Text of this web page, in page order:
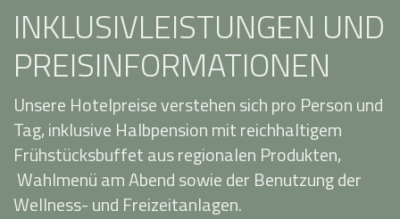
INKLUSIVLEISTUNGEN UND
PREISINFORMATIONEN
Unsere Hotelpreise verstehen sich pro Person und
Tag, inklusive Halbpension mit reichhaltigem
Frühstücksbuffet aus regionalen Produkten,
Wahlmenü am Abend sowie der Benutzung der
Wellness- und Freizeitanlagen.